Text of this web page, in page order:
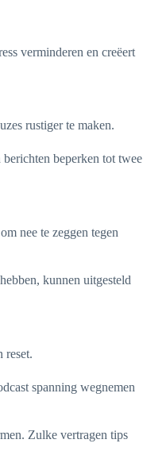
verminderen en creëert
rustiger te maken.
beperken tot twee
nee te zeggen tegen
kunnen uitgesteld
reset.
spanning wegnemen
Zulke vertragen tips